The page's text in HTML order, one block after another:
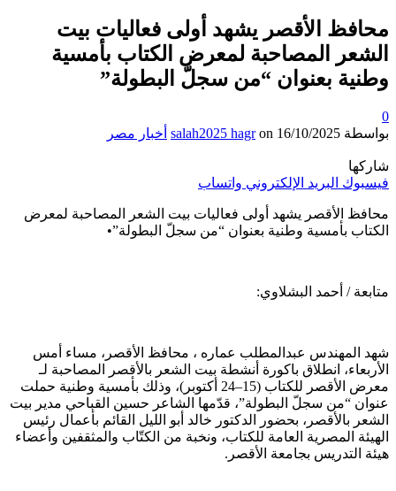
محافظ الأقصر يشهد أولى فعاليات بيت
الشعر المصاحبة لمعرض الكتاب بأمسية
وطنية بعنوان “من سجلّ البطولة”
0
بواسطة
salah2025 hagr on 16/10/2025 أخبار مصر
شاركها
فيسبوك البريد الإلكتروني واتساب
محافظ الأقصر يشهد أولى فعاليات بيت الشعر المصاحبة لمعرض
الكتاب بأمسية وطنية بعنوان “من سجلّ البطولة”•
متابعة / أحمد البشلاوي:
شهد المهندس عبدالمطلب عماره ، محافظ الأقصر، مساء أمس
الأربعاء، انطلاق باكورة أنشطة بيت الشعر بالأقصر المصاحبة لـ
معرض الأقصر للكتاب (15–24 أكتوبر)، وذلك بأمسية وطنية حملت
عنوان “من سجلّ البطولة”، قدّمها الشاعر حسين القباحي مدير بيت
الشعر بالأقصر، بحضور الدكتور خالد أبو الليل القائم بأعمال رئيس
الهيئة المصرية العامة للكتاب، ونخبة من الكتّاب والمثقفين وأعضاء
هيئة التدريس بجامعة الأقصر.